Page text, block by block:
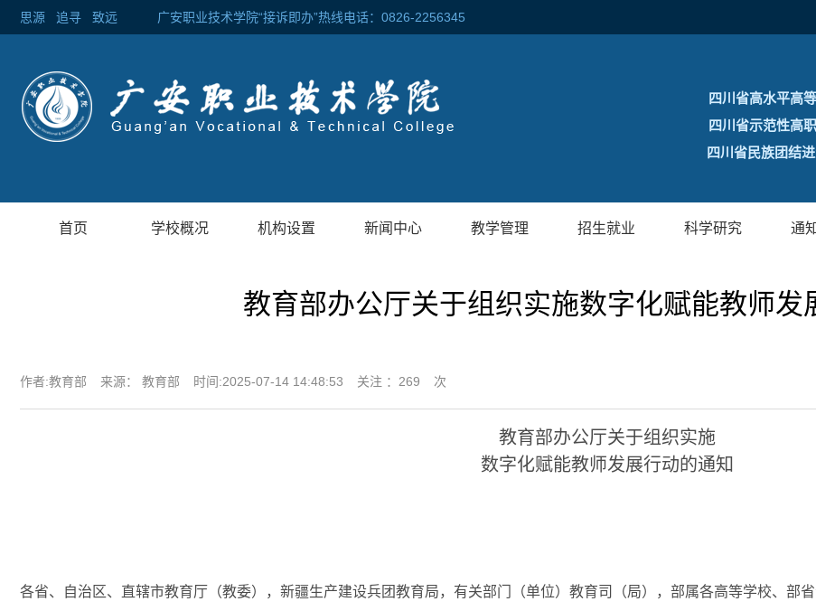
思源 追寻 致远 广安职业技术学院“接诉即办”热线电话：0826-2256345
四川省高水平高
四川省示范性高
四川省民族团结进
首页 学校概况 机构设置 新闻中心 教学管理 招生就业 科学研究 通
教育部办公厅关于组织实施数字化赋能教师发
作者:教育部 来源： 教育部 时间:2025-07-14 14:48:53 关注 ： 269 次
教育部办公厅关于组织实施
数字化赋能教师发展行动的通知
各省、自治区、直辖市教育厅（教委），新疆生产建设兵团教育局，有关部门（单位）教育司（局），部属各高等学校、部省